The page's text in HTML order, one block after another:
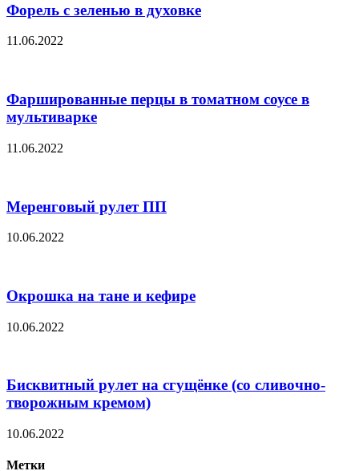
Форель с зеленью в духовке
11.06.2022
Фаршированные перцы в томатном соусе в
мультиварке
11.06.2022
Меренговый рулет ПП
10.06.2022
Окрошка на тане и кефире
10.06.2022
Бисквитный рулет на сгущёнке (со сливочно-
творожным кремом)
10.06.2022
Метки